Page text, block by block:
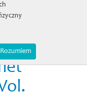
Rozumiem